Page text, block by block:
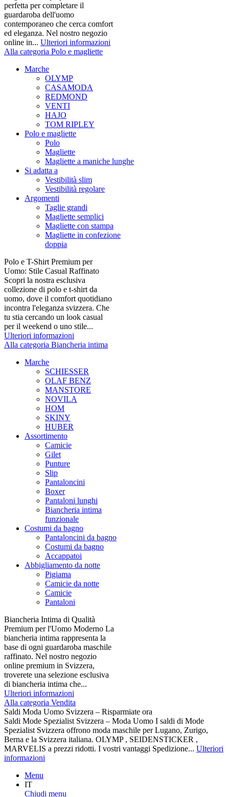
perfetta per completare il
guardaroba dell'uomo
contemporaneo che cerca comfort
ed eleganza. Nel nostro negozio
online in... Ulteriori informazioni
Alla categoria Polo e magliette
Marche
OLYMP
CASAMODA
REDMOND
VENTI
HAJO
TOM RIPLEY
Polo e magliette
Polo
Magliette
Magliette a maniche lunghe
Si adatta a
Vestibilità slim
Vestibilità regolare
Argomenti
Taglie grandi
Magliette semplici
Magliette con stampa
Magliette in confezione
doppia
Polo e T-Shirt Premium per
Uomo: Stile Casual Raffinato
Scopri la nostra esclusiva
collezione di polo e t-shirt da
uomo, dove il comfort quotidiano
incontra l'eleganza svizzera. Che
tu stia cercando un look casual
per il weekend o uno stile...
Ulteriori informazioni
Alla categoria Biancheria intima
Marche
SCHIESSER
OLAF BENZ
MANSTORE
NOVILA
HOM
SKINY
HUBER
Assortimento
Camicie
Gilet
Punture
Slip
Pantaloncini
Boxer
Pantaloni lunghi
Biancheria intima
funzionale
Costumi da bagno
Pantaloncini da bagno
Costumi da bagno
Accappatoi
Abbigliamento da notte
Pigiama
Camicie da notte
Camicie
Pantaloni
Biancheria Intima di Qualità
Premium per l'Uomo Moderno La
biancheria intima rappresenta la
base di ogni guardaroba maschile
raffinato. Nel nostro negozio
online premium in Svizzera,
troverete una selezione esclusiva
di biancheria intima che...
Ulteriori informazioni
Alla categoria Vendita
Saldi Moda Uomo Svizzera – Risparmiate ora
Saldi Mode Spezialist Svizzera – Moda Uomo I saldi di Mode
Spezialist Svizzera offrono moda maschile per Lugano, Zurigo,
Berna e la Svizzera italiana. OLYMP , SEIDENSTICKER ,
MARVELIS a prezzi ridotti. I vostri vantaggi Spedizione... Ulteriori
informazioni
Menu
IT
Chiudi menu